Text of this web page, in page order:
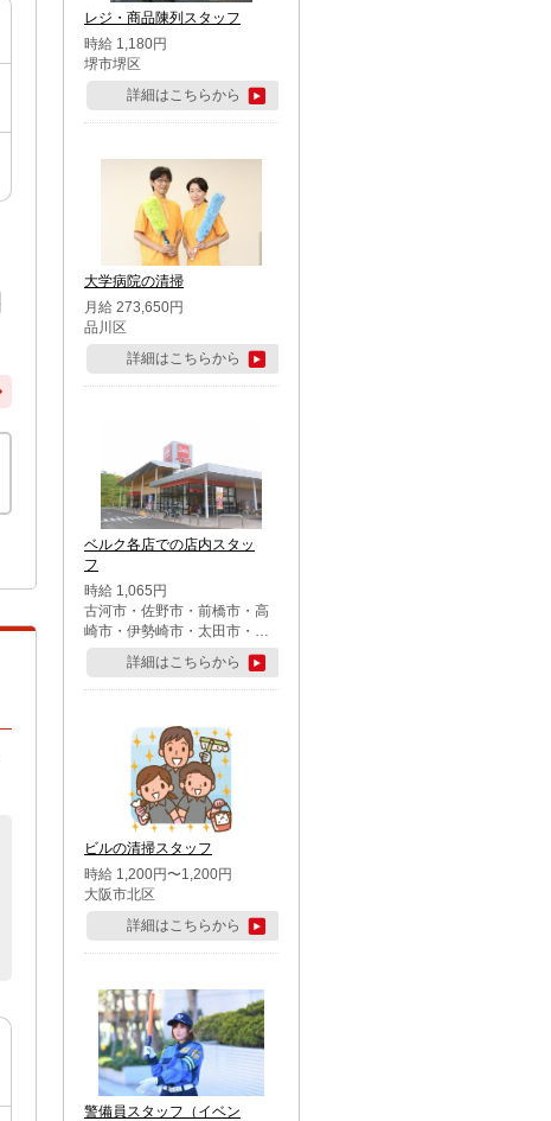
レジ・商品陳列スタッフ
時給 1,180円
堺市堺区
詳細はこちらから
大学病院の清掃
月給 273,650円
品川区
詳細はこちらから
ベルク各店での店内スタッ
フ
時給 1,065円
古河市・佐野市・前橋市・高
崎市・伊勢崎市・太田市・館
林市・藤岡市・大泉町・さい
たま市北区・川越市・熊谷
市・行田市・秩父市・所沢
市・鶴ケ島市・千葉市中央
区・市川市・松戸市・習志野
市・柏市・流山市・八千代
市・足立区・江戸川区・八王
子市・町田市
詳細はこちらから
ビルの清掃スタッフ
時給 1,200円〜1,200円
大阪市北区
詳細はこちらから
警備員スタッフ（イベン